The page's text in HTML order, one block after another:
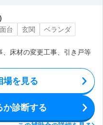
台 玄関
ベランダ
床材の変更工事、引き戸等
場を見る
か診断する